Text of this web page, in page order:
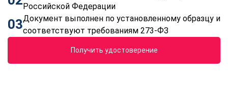
Российской Федерации
03Документ выполнен по установленному образцу и
соответствуют требованиям 273-ФЗ
Получить удостоверение